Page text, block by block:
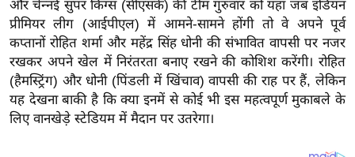
ज्ञ
रा
य
ब
ज
ट
और चेन्नई सुपर किंग्स (सीएसके) की टीम गुरुवार को यहां जब इंडियन
प्रीमियर लीग (आईपीएल) में आमने-सामने होंगी तो वे अपने पूर्व
कप्तानों रोहित शर्मा और महेंद्र सिंह धोनी की संभावित वापसी पर नजर
रखकर अपने खेल में निरंतरता बनाए रखने की कोशिश करेंगी। रोहित
(हैमस्ट्रिंग) और धोनी (पिंडली में खिंचाव) वापसी की राह पर हैं, लेकिन
यह देखना बाकी है कि क्या इनमें से कोई भी इस महत्वपूर्ण मुकाबले के
लिए वानखेड़े स्टेडियम में मैदान पर उतरेगा।